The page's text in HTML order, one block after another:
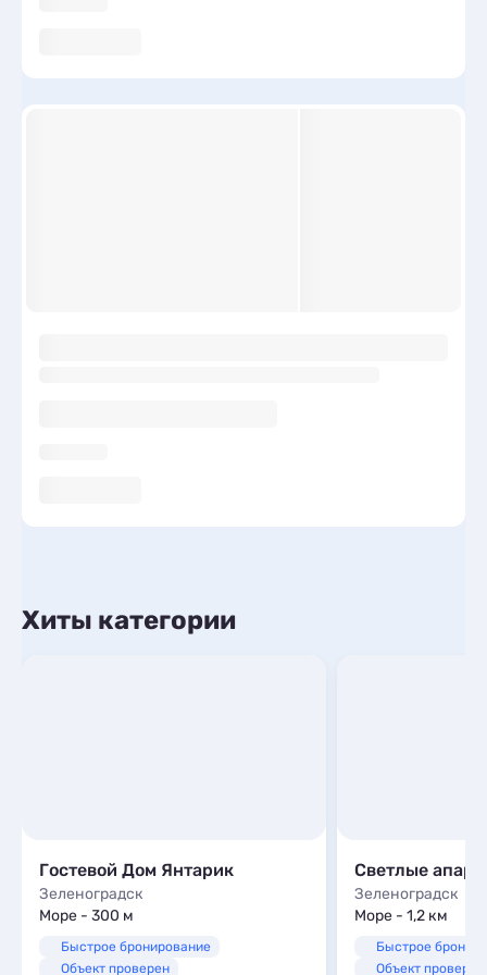
Хиты категории
Гостевой Дом Янтарик
Зеленоградск
Море - 300 м
Быстрое бронирование
Объект проверен
Зеленоградск
Море - 1,2 км
Быстрое
Объект проверен